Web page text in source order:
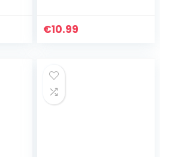
condensator Lapel
€10.99